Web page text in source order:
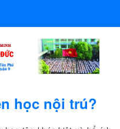
học nội trú?